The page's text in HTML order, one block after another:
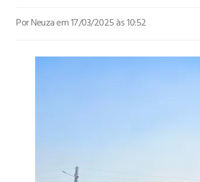
Por Neuzaem 17/03/2025 às 10:52